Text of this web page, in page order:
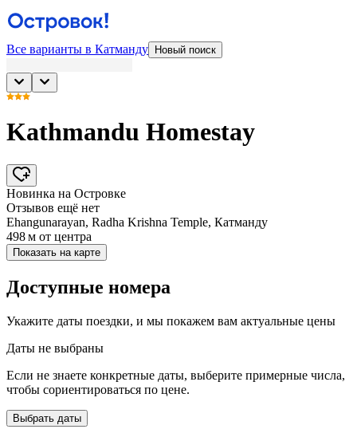
Все варианты в Катманду Новый поиск
Kathmandu Homestay
Новинка на Островке
Отзывов ещё нет
Ehangunarayan, Radha Krishna Temple, Катманду
498 м от центра
Показать на карте
Доступные номера
Укажите даты поездки, и мы покажем вам актуальные цены
Даты не выбраны
Если не знаете конкретные даты, выберите примерные числа,
чтобы сориентироваться по цене.
Выбрать даты